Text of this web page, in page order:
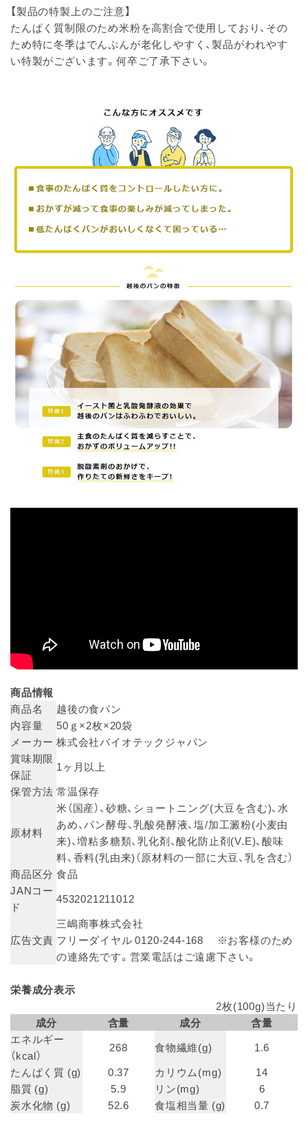
【製品の特製上のご注意】
たんぱく質制限のため米粉を高割合で使用しており、その
ため特に冬季はでんぷんが老化しやすく、製品がわれやす
い特製がございます。何卒ご了承下さい。
商品情報
商品名
越後の食パン
内容量
50ｇ×2枚×20袋
メーカー 株式会社バイオテックジャパン
賞味期限
保証
1ヶ月以上
保管方法 常温保存
原材料
米（国産）、砂糖、ショートニング(大豆を含む)、水
あめ、パン酵母、乳酸発酵液、塩/加工澱粉(小麦由
来)、増粘多糖類、乳化剤、酸化防止剤(V.E)、酸味
料、香料(乳由来)（原材料の一部に大豆、乳を含む）
商品区分 食品
JANコー
ド
4532021211012
広告文責
三嶋商事株式会社
フリーダイヤル 0120-244-168 ※お客様のため
の連絡先です。営業電話はご遠慮下さい。
栄養成分表示
2枚(100g)当たり
成分
含量 成分
含量
エネルギー
（kcal）
268 食物繊維(g)
1.6
たんぱく質 (g)
0.37 カリウム(mg)
14
脂質 (g)
5.9 リン(mg)
6
炭水化物 (g)
52.6 食塩相当量 (g) 0.7